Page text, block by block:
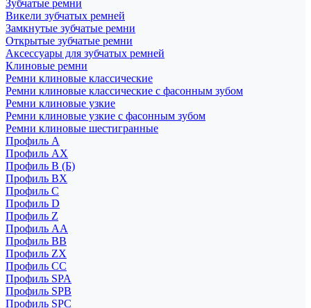
Зубчатые ремни
Викели зубчатых ремней
Замкнутые зубчатые ремни
Открытые зубчатые ремни
Аксессуары для зубчатых ремней
Клиновые ремни
Ремни клиновые классические
Ремни клиновые классические с фасонным зубом
Ремни клиновые узкие
Ремни клиновые узкие с фасонным зубом
Ремни клиновые шестигранные
Профиль A
Профиль AX
Профиль B (Б)
Профиль BX
Профиль C
Профиль D
Профиль Z
Профиль АА
Профиль BB
Профиль ZX
Профиль CC
Профиль SPA
Профиль SPB
Профиль SPC